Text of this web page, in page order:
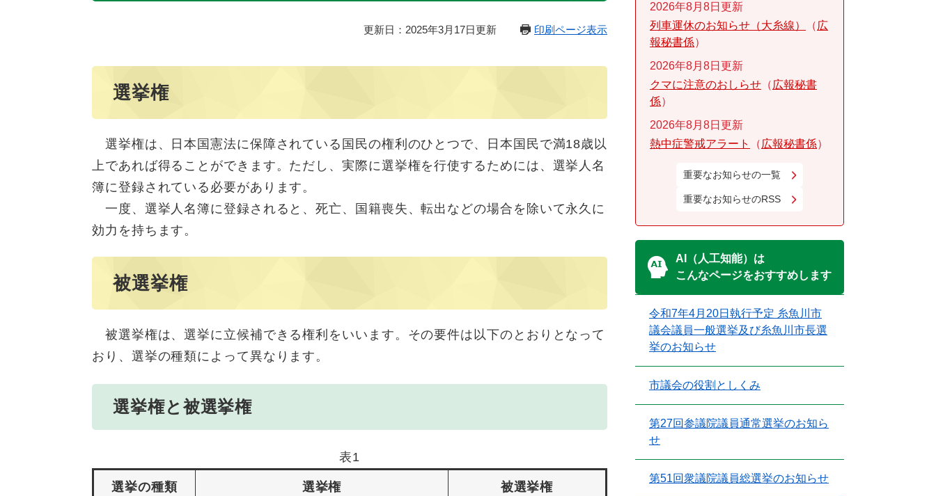
更新日：2025年3月17日更新 印刷ページ表示
選挙権
選挙権は、日本国憲法に保障されている国民の権利のひとつで、日本国民で満18歳以
上であれば得ることができます。ただし、実際に選挙権を行使するためには、選挙人名
簿に登録されている必要があります。
一度、選挙人名簿に登録されると、死亡、国籍喪失、転出などの場合を除いて永久に
効力を持ちます。
被選挙権
被選挙権は、選挙に立候補できる権利をいいます。その要件は以下のとおりとなって
おり、選挙の種類によって異なります。
選挙権と被選挙権
表1
選挙の種類 選挙権 被選挙権
2026年8月8日更新
列車運休のお知らせ（大糸線）
広
報秘書係
2026年8月8日更新
クマに注意のおしらせ
広報秘書
係
2026年8月8日更新
熱中症警戒アラート
広報秘書係
重要なお知らせの一覧
重要なお知らせのRSS
AI（人工知能）は
こんなページをおすすめします
令和7年4月20日執行予定 糸魚川市
議会議員一般選挙及び糸魚川市長選
挙のお知らせ
市議会の役割としくみ
第27回参議院議員通常選挙のお知ら
せ
第51回衆議院議員総選挙のお知らせ